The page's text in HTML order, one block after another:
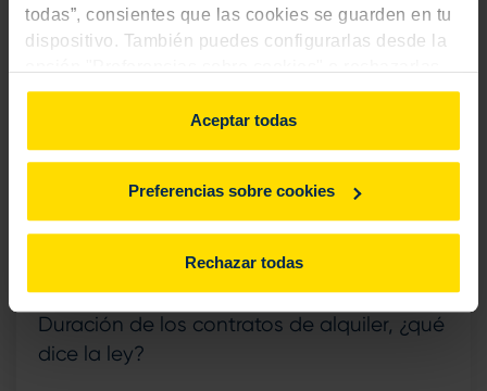
todas”, consientes que las cookies se guarden en tu
dispositivo. También puedes configurarlas desde la
Para más información, consultaaquí.
Aceptar todas
Preferencias sobre cookies
Rechazar todas
Duración de los contratos de alquiler, ¿qué
dice la ley?